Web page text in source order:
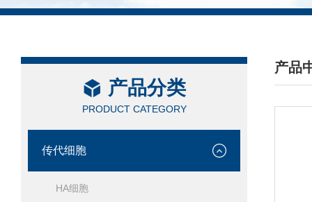
产品分类
PRODUCT CATEGORY
传代细胞
HA细胞
产品
/